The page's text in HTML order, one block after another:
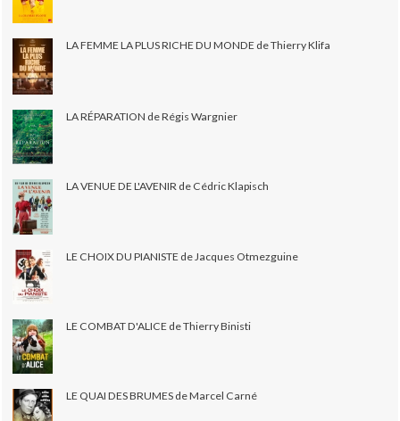
LA FEMME LA PLUS RICHE DU MONDE de Thierry Klifa
LA RÉPARATION de Régis Wargnier
LA VENUE DE L'AVENIR de Cédric Klapisch
LE CHOIX DU PIANISTE de Jacques Otmezguine
LE COMBAT D'ALICE de Thierry Binisti
LE QUAI DES BRUMES de Marcel Carné